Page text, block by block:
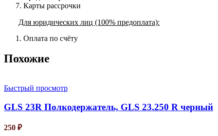
Карты рассрочки
Для юридических лиц (100% предоплата):
Оплата по счёту
Похожие
Быстрый просмотр
GLS 23R Полкодержатель, GLS 23.250 R черный
250 ₽